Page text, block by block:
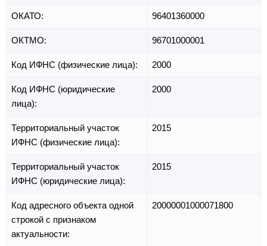
ОКАТО: 96401360000
ОКТМО: 96701000001
Код ИФНС (физические лица): 2000
Код ИФНС (юридические
лица):
2000
Территориальный участок
ИФНС (физические лица):
2015
Территориальный участок
ИФНС (юридические лица):
2015
Код адресного объекта одной
строкой с признаком
актуальности:
20000001000071800